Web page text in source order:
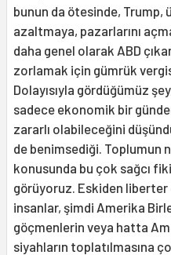
bunun da ötesinde, Trump,
azaltmaya, pazarlarını
daha genel olarak ABD
zorlamak için gümrük
Dolayısıyla gördüğümüz
sadece ekonomik bir
zararlı olabileceğini
de benimsediği. Toplumun
konusunda bu çok sağcı
görüyoruz. Eskiden liberter
insanlar, şimdi Amerika
göçmenlerin veya hatta
siyahların toplatılmasına